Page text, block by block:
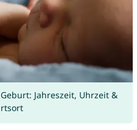
Jahreszeit, Uhrzeit &